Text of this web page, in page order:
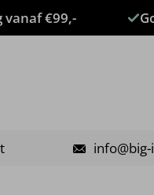
vanaf €99,-